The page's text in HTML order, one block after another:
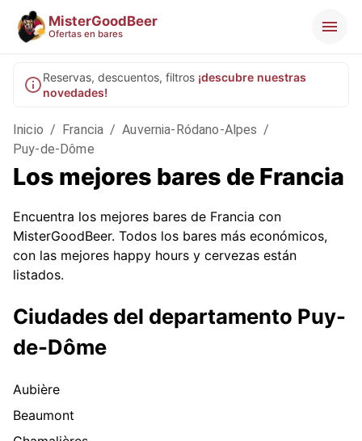
MisterGoodBeer
Ofertas en bares
Reservas, descuentos, filtros ¡descubre nuestras
novedades!
Inicio / Francia / Auvernia-Ródano-Alpes /
Puy-de-Dôme
Los mejores bares de Francia
Encuentra los mejores bares de Francia con
MisterGoodBeer. Todos los bares más económicos,
con las mejores happy hours y cervezas están
listados.
Ciudades del departamento Puy-
de-Dôme
Aubière
Beaumont